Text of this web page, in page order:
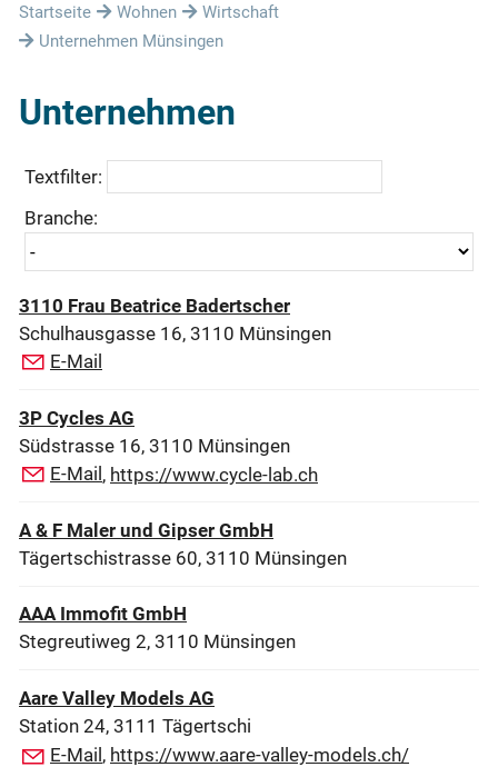
Startseite Wohnen
Wirtschaft
Unternehmen Münsingen
Unternehmen
Textfilter:
Branche:
3110 Frau Beatrice Badertscher
Schulhausgasse 16, 3110 Münsingen
E-Mail
3P Cycles AG
Südstrasse 16, 3110 Münsingen
E-Mail , https://www.cycle-lab.ch
A & F Maler und Gipser GmbH
Tägertschistrasse 60, 3110 Münsingen
AAA Immofit GmbH
Stegreutiweg 2, 3110 Münsingen
Aare Valley Models AG
Station 24, 3111 Tägertschi
E-Mail, https://www.aare-valley-models.ch/